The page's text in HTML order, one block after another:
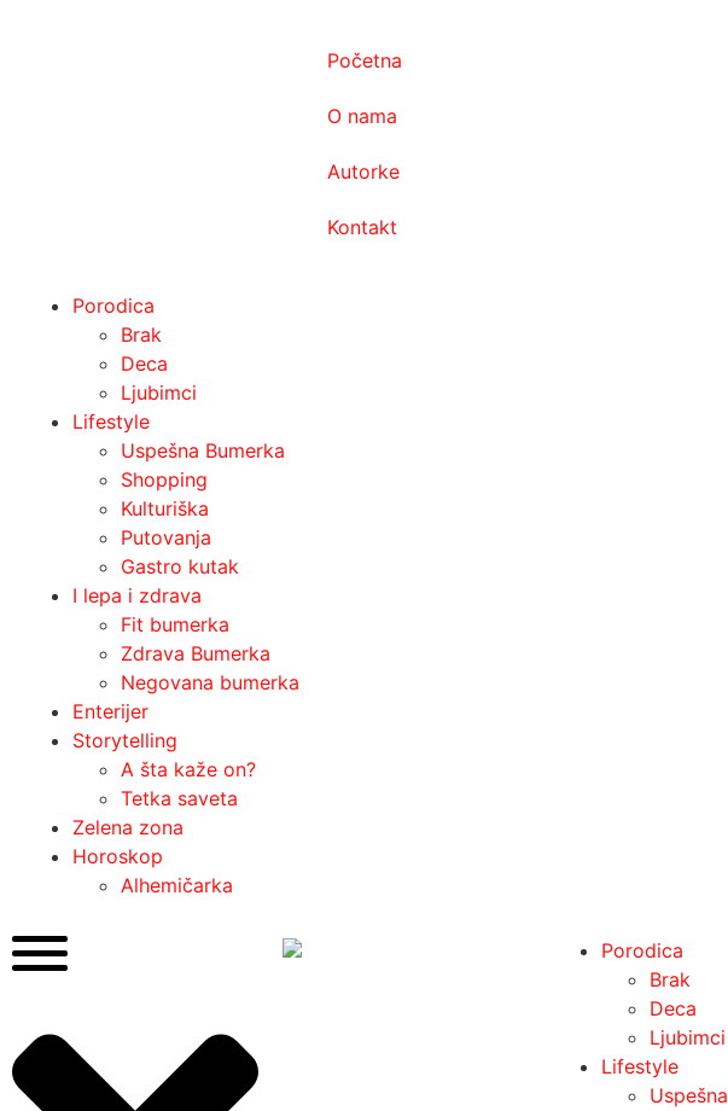
Početna
O nama
Autorke
Kontakt
Porodica
Brak
Deca
Ljubimci
Lifestyle
Uspešna Bumerka
Shopping
Kulturiška
Putovanja
Gastro kutak
I lepa i zdrava
Fit bumerka
Zdrava Bumerka
Negovana bumerka
Enterijer
Storytelling
A šta kaže on?
Tetka saveta
Zelena zona
Horoskop
Alhemičarka
Porodica
Brak
Deca
Ljubimci
Lifestyle
Uspešna